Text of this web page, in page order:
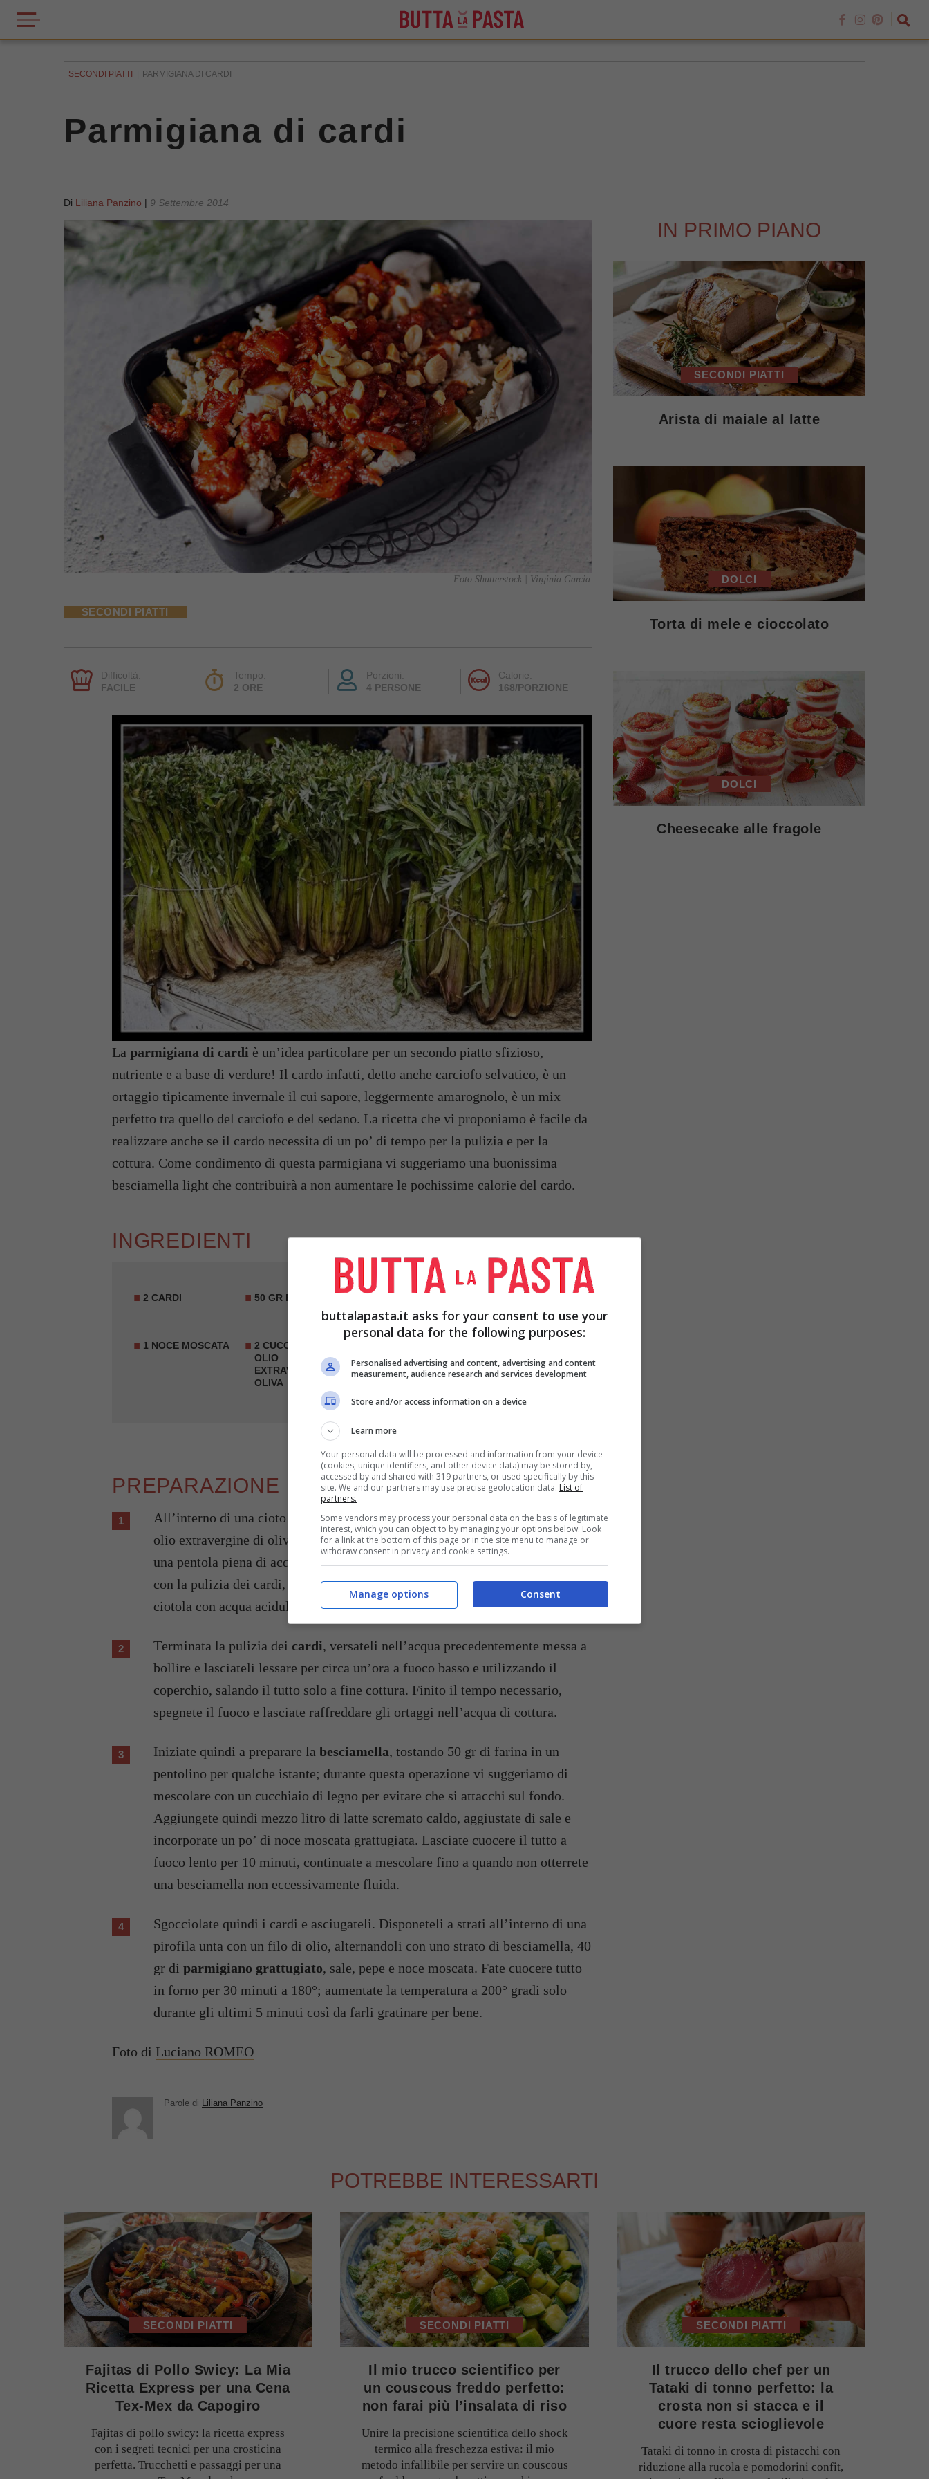
SECONDI PIATTI PARMIGIANA DI CARDI
Parmigiana di cardi
Di Liliana Panzino | 9 Settembre 2014
Foto Shutterstock | Virginia Garcia
SECONDI PIATTI
Difficoltà:
FACILE
Tempo:
2 ORE
Porzioni:
4 PERSONE
Calorie:
168/PORZIONE
La parmigiana di cardi è un’idea particolare per un secondo piatto sfizioso,
nutriente e a base di verdure! Il cardo infatti, detto anche carciofo selvatico, è un
ortaggio tipicamente invernale il cui sapore, leggermente amarognolo, è un mix
perfetto tra quello del carciofo e del sedano. La ricetta che vi proponiamo è facile da
realizzare anche se il cardo necessita di un po’ di tempo per la pulizia e per la
cottura. Come condimento di questa parmigiana vi suggeriamo una buonissima
besciamella light che contribuirà a non aumentare le pochissime calorie del cardo.
INGREDIENTI
2 CARDI 50 GR FARINA
LATTE
1 NOCE MOSCATA
2 CUCCHIAI DI
OLIO
EXTRAVERGINE DI
OLIVA
PARMIGIANO
PREPARAZIONE
All’interno di una ciotola, mescoltate ilsucco di un limone con 2 cucchiai di
olio extravergine di oliva e uno di farina; versate il composto all’interno di
una pentola piena di acqua e portate tutto ad ebollizione. Procedete quindi
con la pulizia dei cardi, lavateli e tagliate le coste a metà riponendole in una
ciotola con acqua acidulata con il succo di un altro limone.
Terminata la pulizia dei cardi, versateli nell’acqua precedentemente messa a
bollire e lasciateli lessare per circa un’ora a fuoco basso e utilizzando il
coperchio, salando il tutto solo a fine cottura. Finito il tempo necessario,
spegnete il fuoco e lasciate raffreddare gli ortaggi nell’acqua di cottura.
Iniziate quindi a preparare la besciamella, tostando 50 gr di farina in un
pentolino per qualche istante; durante questa operazione vi suggeriamo di
mescolare con un cucchiaio di legno per evitare che si attacchi sul fondo.
Aggiungete quindi mezzo litro di latte scremato caldo, aggiustate di sale e
incorporate un po’ di noce moscata grattugiata. Lasciate cuocere il tutto a
fuoco lento per 10 minuti, continuate a mescolare fino a quando non otterrete
una besciamella non eccessivamente fluida.
Sgocciolate quindi i cardi e asciugateli. Disponeteli a strati all’interno di una
pirofila unta con un filo di olio, alternandoli con uno strato di besciamella, 40
gr di parmigiano grattugiato, sale, pepe e noce moscata. Fate cuocere tutto
in forno per 30 minuti a 180°; aumentate la temperatura a 200° gradi solo
durante gli ultimi 5 minuti così da farli gratinare per bene.
Foto di Luciano ROMEO
Parole di Liliana Panzino
IN PRIMO PIANO
SECONDI PIATTI
Arista di maiale al latte
DOLCI
Torta di mele e cioccolato
DOLCI
Cheesecake alle fragole
POTREBBE INTERESSARTI
SECONDI PIATTI
Fajitas di Pollo Swicy: La Mia
Ricetta Express per una Cena
Tex-Mex da Capogiro
Fajitas di pollo swicy: la ricetta express
con i segreti tecnici per una crosticina
perfetta. Trucchetti e passaggi per una
SECONDI PIATTI
Il mio trucco scientifico per
un couscous freddo perfetto:
non farai più l’insalata di riso
Unire la precisione scientifica dello shock
termico alla freschezza estiva: il mio
metodo infallibile per servire un couscous
SECONDI PIATTI
Il trucco dello chef per un
Tataki di tonno perfetto: la
crosta non si stacca e il
cuore resta scioglievole
Tataki di tonno in crosta di pistacchi con
riduzione alla rucola e pomodorini confit,
buttalapasta.it asks for your consent to use your
personal data for the following purposes:
Personalised advertising and content, advertising and content
measurement, audience research and services development
Store and/or access information on a device
Learn more
Your personal data will be processed and information from your device
(cookies, unique identifiers, and other device data) may be stored by,
accessed by and shared with 319 partners, or used specifically by this
site. We and our partners may use precise geolocation data. List of
partners.
Some vendors may process your personal data on the basis of legitimate
interest, which you can object to by managing your options below. Look
for a link at the bottom of this page or in the site menu to manage or
withdraw consent in privacy and cookie settings.
Consent
Manage options